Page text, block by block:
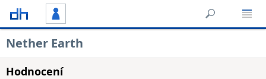
Nether Earth
Hodnocení